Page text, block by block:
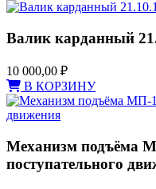
Валик карданный
10 000,00 ₽
В КОРЗИНУ
Механизм подъёма
поступательного